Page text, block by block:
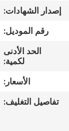
في
المعمل
مراقبة
الجودة
خريطة
إصدار الشهادات:
رقم الموديل:
الحد الأدنى
لكمية:
الأسعار:
تفاصيل التغليف: